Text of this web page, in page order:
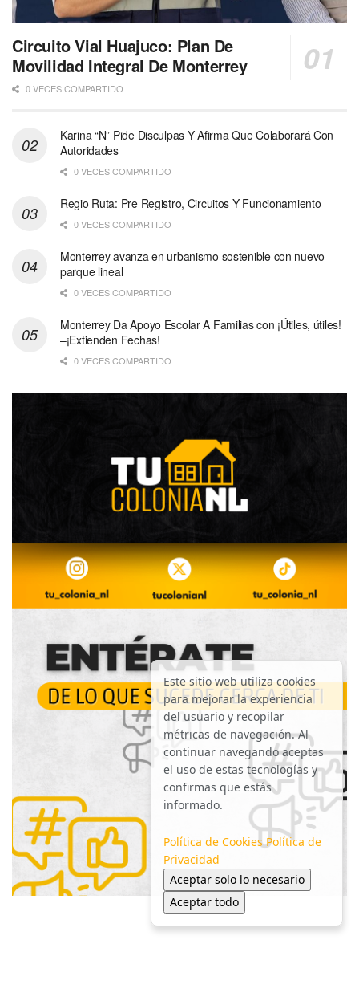
Circuito Vial Huajuco: Plan De
Movilidad Integral De Monterrey
0 VECES COMPARTIDO
Karina “N” Pide Disculpas Y Afirma Que Colaborará Con
Autoridades
0 VECES COMPARTIDO
Regio Ruta: Pre Registro, Circuitos Y Funcionamiento
0 VECES COMPARTIDO
Monterrey avanza en urbanismo sostenible con nuevo
parque lineal
0 VECES COMPARTIDO
Monterrey Da Apoyo Escolar A Familias con ¡Útiles, útiles!
–¡Extienden Fechas!
0 VECES COMPARTIDO
Este sitio web utiliza cookies
para mejorar la experiencia
del usuario y recopilar
métricas de navegación. Al
continuar navegando aceptas
el uso de estas tecnologías y
confirmas que estás
informado.
Política de Cookies Política de
Privacidad
Aceptar solo lo necesario
Aceptar todo